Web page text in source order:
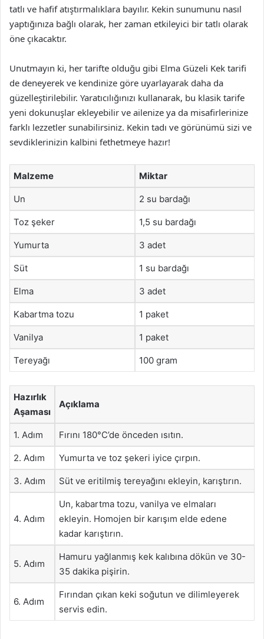
tatlı ve hafif atıştırmalıklara bayılır. Kekin sunumunu nasıl
yaptığınıza bağlı olarak, her zaman etkileyici bir tatlı olarak
öne çıkacaktır.
Unutmayın ki, her tarifte olduğu gibi Elma Güzeli Kek tarifi
de deneyerek ve kendinize göre uyarlayarak daha da
güzelleştirilebilir. Yaratıcılığınızı kullanarak, bu klasik tarife
yeni dokunuşlar ekleyebilir ve ailenize ya da misafirlerinize
farklı lezzetler sunabilirsiniz. Kekin tadı ve görünümü sizi ve
sevdiklerinizin kalbini fethetmeye hazır!
Malzeme Miktar
Un 2 su bardağı
Toz şeker 1,5 su bardağı
Yumurta 3 adet
Süt 1 su bardağı
Elma 3 adet
Kabartma tozu 1 paket
Vanilya 1 paket
Tereyağı 100 gram
Hazırlık
Aşaması
Açıklama
1. Adım Fırını 180°C’de önceden ısıtın.
2. Adım Yumurta ve toz şekeri iyice çırpın.
3. Adım Süt ve eritilmiş tereyağını ekleyin, karıştırın.
4. Adım
Un, kabartma tozu, vanilya ve elmaları
ekleyin. Homojen bir karışım elde edene
kadar karıştırın.
5. Adım
Hamuru yağlanmış kek kalıbına dökün ve 30-
35 dakika pişirin.
6. Adım
Fırından çıkan keki soğutun ve dilimleyerek
servis edin.